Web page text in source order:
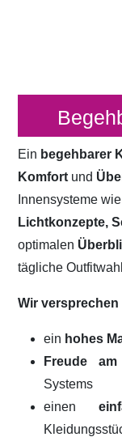
Ein begehbarer
Komfort und
Innensysteme wie
Lichtkonzepte,
optimalen
tägliche
Wir versprechen
ein hohes
Freude
Systems
einen